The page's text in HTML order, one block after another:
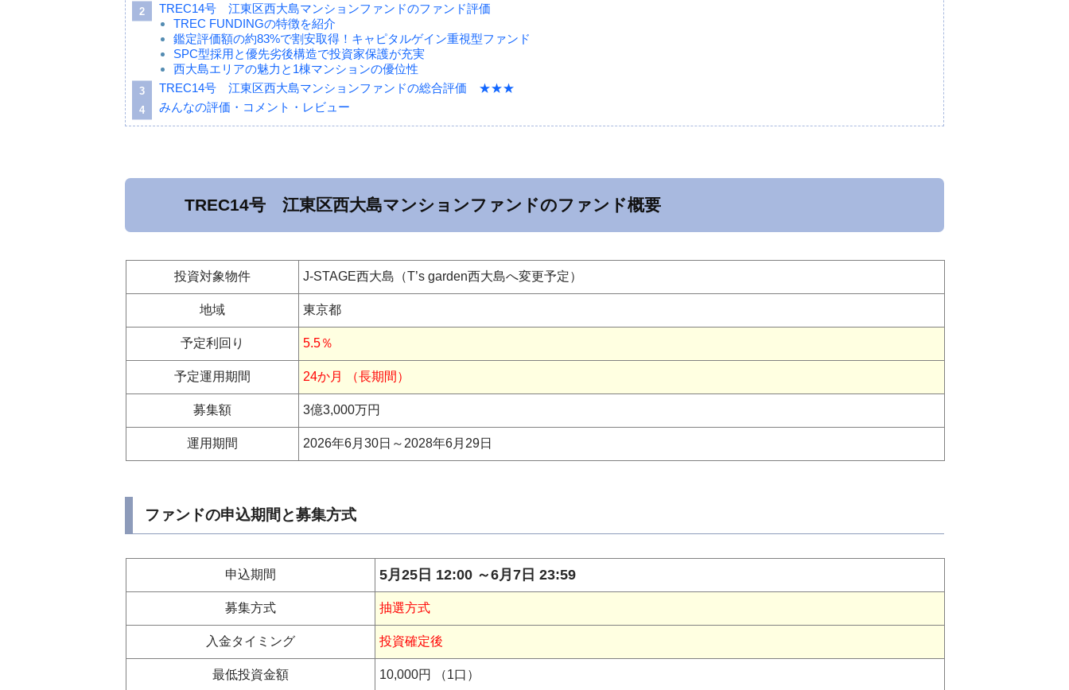
TREC14号 江東区西大島マンションファンドのファンド評価
TREC FUNDINGの特徴を紹介
鑑定評価額の約83%で割安取得！キャピタルゲイン重視型ファンド
SPC型採用と優先劣後構造で投資家保護が充実
西大島エリアの魅力と1棟マンションの優位性
TREC14号 江東区西大島マンションファンドの総合評価 ★★★
みんなの評価・コメント・レビュー
TREC14号 江東区西大島マンションファンドのファンド概要
投資対象物件 J-STAGE西大島（T’s garden西大島へ変更予定）
地域 東京都
予定利回り 5.5％
予定運用期間 24か月 （長期間）
募集額 3億3,000万円
運用期間 2026年6月30日～ 2028年6月29日
ファンドの申込期間と募集方式
申込期間 5月25日 12:00 ～6月7日 23:59
募集方式 抽選方式
入金タイミング 投資確定後
最低投資金額 10,000円 （1口）